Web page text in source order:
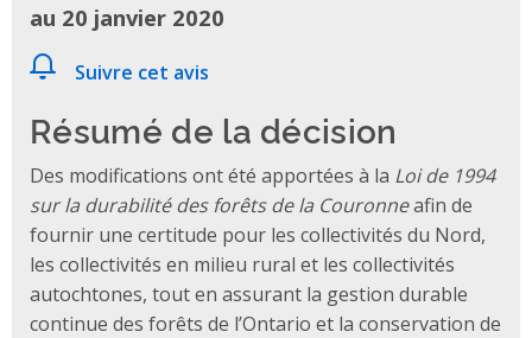
au 20 janvier 2020
Suivre cet avis
Résumé de la décision
Des modifications ont été apportées à la Loi de 1994
sur la durabilité des forêts de la Couronneafin de
fournir une certitude pour les collectivités du Nord,
les collectivités en milieu rural et les collectivités
autochtones, tout en assurant la gestion durable
continue des forêts de l’Ontario et la conservation de